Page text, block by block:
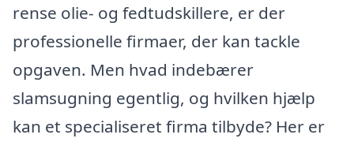
rense olie- og fedtudskillere, er der
professionelle firmaer, der kan tackle
opgaven. Men hvad indebærer
slamsugning egentlig, og hvilken hjælp
kan et specialiseret firma tilbyde? Her er